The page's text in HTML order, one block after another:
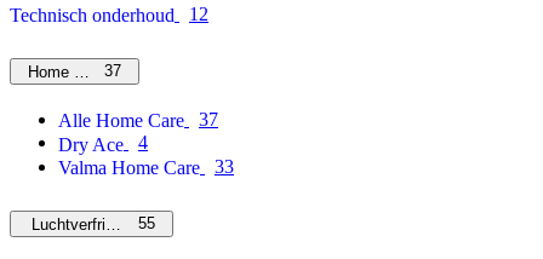
Technisch onderhoud 12
Home Care37
Alle Home Care
37
Dry Ace
4
Valma Home Care
33
Luchtverfrissers55